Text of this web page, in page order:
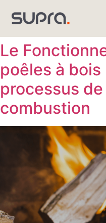
Le
poêles à
processus
combustion